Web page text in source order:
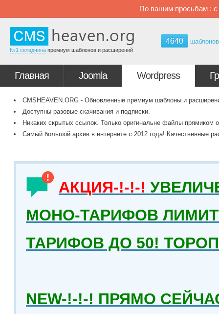
По вашим просьбам : с
№1 складчина премиум шаблонов и расширений
4640 шаблонов
Главная Joomla Wordpress
CMSHEAVEN.ORG - Обновленные премиум шаблоны и
Доступны разовые скачивания и подписки.
Никаких скрытых ссылок. Только оригинальне файлы прямиком
Самый большой архив в интернете с 2012 года! Качественные
АКЦИЯ-!-!-!
МОНО-ТАРИФОВ
ТАРИФОВ ДО 50!
NEW-!-!-! ПРЯМО